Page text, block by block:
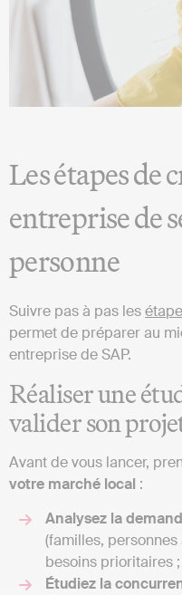
Les étapes de
entreprise de
personne
Suivre pas à pas les
permet de préparer au
entreprise de SAP.
Réaliser une
valider son
Avant de vous lancer,
votre marché local :
Analysez la
(familles,
besoins prioritaires ;
Étudiez la